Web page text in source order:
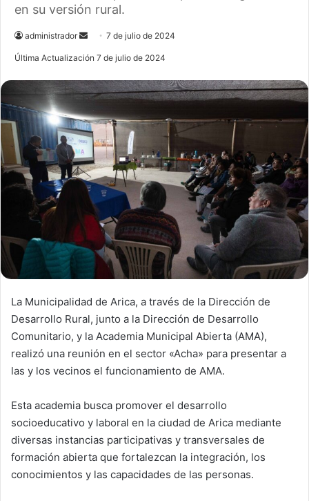
en su versión rural.
administrador
e
d
n
e
m
a
i
7 de julio de 2024
Última Actualización 7 de julio de 2024
La Municipalidad de Arica, a través de la Dirección de
Desarrollo Rural, junto a la Dirección de Desarrollo
Comunitario, y la Academia Municipal Abierta (AMA),
realizó una reunión en el sector «Acha» para presentar a
las y los vecinos el funcionamiento de AMA.
Esta academia busca promover el desarrollo
socioeducativo y laboral en la ciudad de Arica mediante
diversas instancias participativas y transversales de
formación abierta que fortalezcan la integración, los
conocimientos y las capacidades de las personas.